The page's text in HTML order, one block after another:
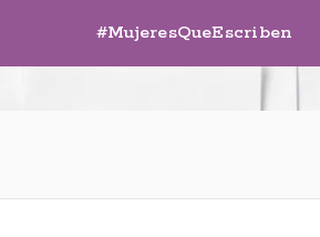
al
#MujeresQueEscriben